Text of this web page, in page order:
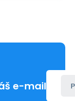
e-mail